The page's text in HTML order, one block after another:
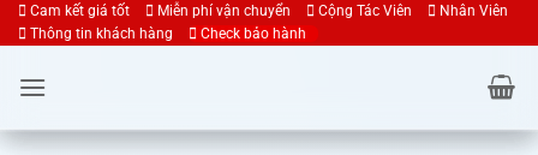
Bỏ
qua
nội
dung
Cam kết giá tốt Miễn phí vận chuyển Cộng Tác Viên
Nhân Viên
Thông tin khách hàng
Check bảo hành